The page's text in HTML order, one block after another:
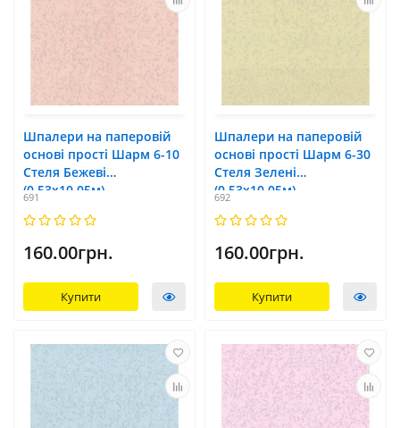
Шпалери на паперовій
основі прості Шарм 6-10
Стеля Бежеві
(0,53х10,05м)
691
160.00грн.
Купити
Шпалери на паперовій
основі прості Шарм 6-30
Стеля Зелені
(0,53х10,05м)
692
160.00грн.
Купити